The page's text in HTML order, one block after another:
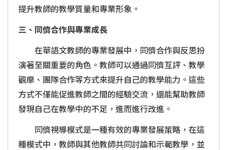
提升教師的教學質量和專業形象。
三、同儕合作與專業成長
在華語文教師的專業發展中，同儕合作與反思扮
演著至關重要的角色。教師可以通過同儕互評、教學
觀摩、團隊合作等方式來提升自己的教學能力。這些
方式不僅能促進教師之間的經驗交流，還能幫助教師
發現自己在教學中的不足，進而進行改進。
同儕視導模式是一種有效的專業發展策略，在這
種模式中，教師與其他教師共同討論和示範教學，並